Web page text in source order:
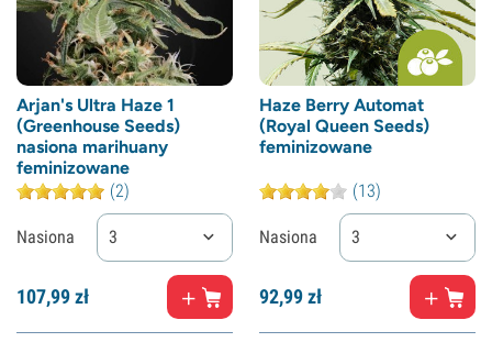
Arjan's Ultra Haze 1
(Greenhouse Seeds)
nasiona marihuany
feminizowane
(2)
Nasiona 3
107,99zł
Haze Berry Automat
(Royal Queen Seeds)
feminizowane
(13)
Nasiona 3
92,99zł